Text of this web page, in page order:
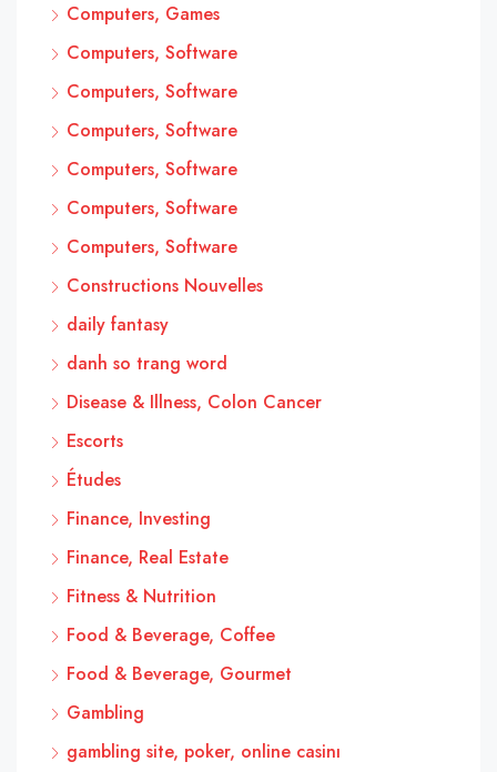
Computers, Games
Computers, Software
Computers, Software
Computers, Software
Computers, Software
Computers, Software
Computers, Software
Constructions Nouvelles
daily fantasy
danh so trang word
Disease & Illness, Colon Cancer
Escorts
Études
Finance, Investing
Finance, Real Estate
Fitness & Nutrition
Food & Beverage, Coffee
Food & Beverage, Gourmet
Gambling
gambling site, poker, online casinı